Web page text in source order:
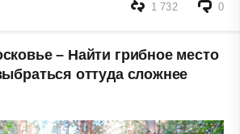
0
1 732
– Найти грибное место
оттуда сложнее